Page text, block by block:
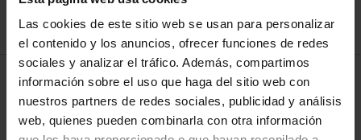
Las cookies de este sitio web se usan para personalizar
el contenido y los anuncios, ofrecer funciones de redes
sociales y analizar el tráfico. Además, compartimos
información sobre el uso que haga del sitio web con
nuestros partners de redes sociales, publicidad y análisis
web, quienes pueden combinarla con otra información
4 Productos encontrados